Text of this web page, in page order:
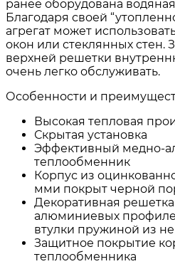
ранее оборудована
Благодаря своей
агрегат может
окон или стеклянных стен.
верхней решетки
очень легко обслуживать.
Особенности и
Высокая тепловая
Скрытая установка
Эффективный медно-
теплообменник
Корпус из
мми покрыт черной
Декоративная
алюминиевых
втулки пружиной из
Защитное покрытие
теплообменника